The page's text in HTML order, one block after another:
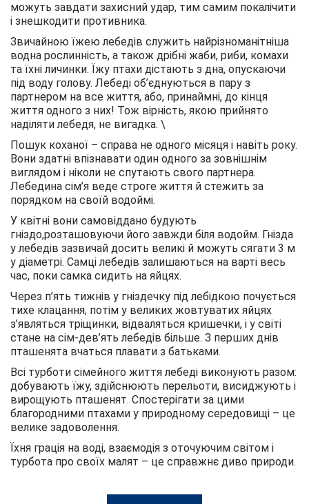
можуть завдати захисний удар, тим самим покалічити
і знешкодити противника.
Звичайною їжею лебедів служить найрізноманітніша
водна рослинність, а також дрібні жаби, риби, комахи
та їхні личинки. Їжу птахи дістають з дна, опускаючи
під воду голову. Лебеді об’єднуються в пару з
партнером на все життя, або, принаймні, до кінця
життя одного з них! Тож вірність, якою прийнято
наділяти лебедя, не вигадка. \
Пошук коханої – справа не одного місяця і навіть року.
Вони здатні впізнавати один одного за зовнішнім
виглядом і ніколи не спутають свого партнера.
Лебедина сім’я веде строге життя й стежить за
порядком на своїй водоймі.
У квітні вони самовіддано будують
гніздо,розташовуючи його завжди біля водойм. Гнізда
у лебедів зазвичай досить великі й можуть сягати 3 м
у діаметрі. Самці лебедів залишаються на варті весь
час, поки самка сидить на яйцях.
Через п’ять тижнів у гніздечку під лебідкою почується
тихе клацання, потім у великих жовтуватих яйцях
з’являться тріщинки, відваляться кришечки, і у світі
стане на сім-дев’ять лебедів більше. З перших днів
пташенята вчаться плавати з батьками.
Всі турботи сімейного життя лебеді виконують разом:
добувають їжу, здійснюють перельоти, висиджують і
вирощують пташенят. Спостерігати за цими
благородними птахами у природному середовищі – це
велике задоволення.
Їхня грація на воді, взаємодія з оточуючим світом і
турбота про своїх малят – це справжнє диво природи.